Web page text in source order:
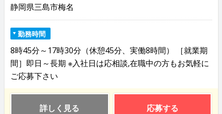
静岡県三島市梅名
勤務時間
8時45分～17時30分（休憩45分、実働8時間） ［就業期
間］即日～長期 ※入社日は応相談,在職中の方もお気軽に
ご応募下さい
詳しく見る 応募する